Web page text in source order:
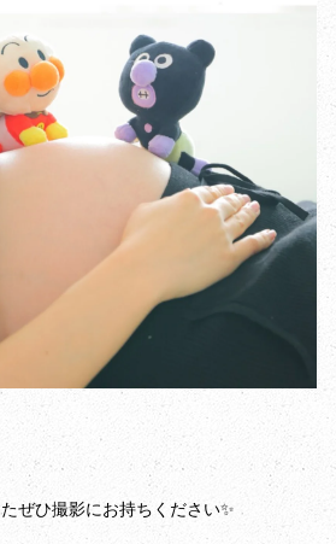
ぜひ撮影にお持ちください✨